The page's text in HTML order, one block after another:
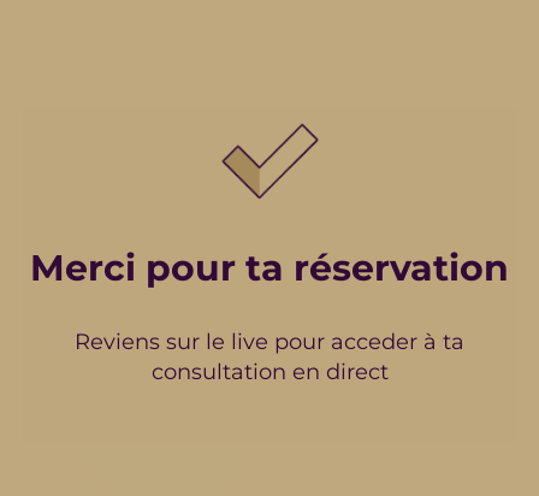
Merci pour ta réservation
Reviens sur le live pour acceder à ta
consultation en direct